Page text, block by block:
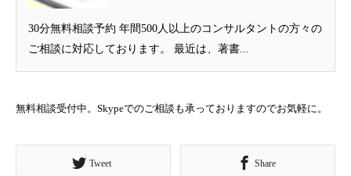
30分無料相談予約 年間500人以上のコンサルタントの方々の
ご相談に対応しております。 最近は、著書...
無料相談受付中。Skypeでのご相談も承っておりますのでお気軽に。
Tweet Share